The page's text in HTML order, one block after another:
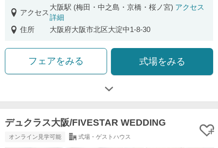
アクセス
大阪駅 (梅田・中之島・京橋・桜ノ宮) アクセス
詳細
住所
大阪府大阪市北区大淀中1-8-30
フェアをみる 式場をみる
デュクラス大阪/FIVESTAR WEDDING
オンライン見学可能 式場・ゲストハウス